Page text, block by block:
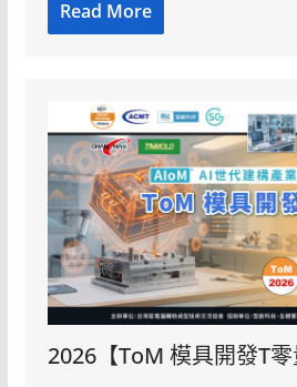
Read More
2026【ToM 模具開發T